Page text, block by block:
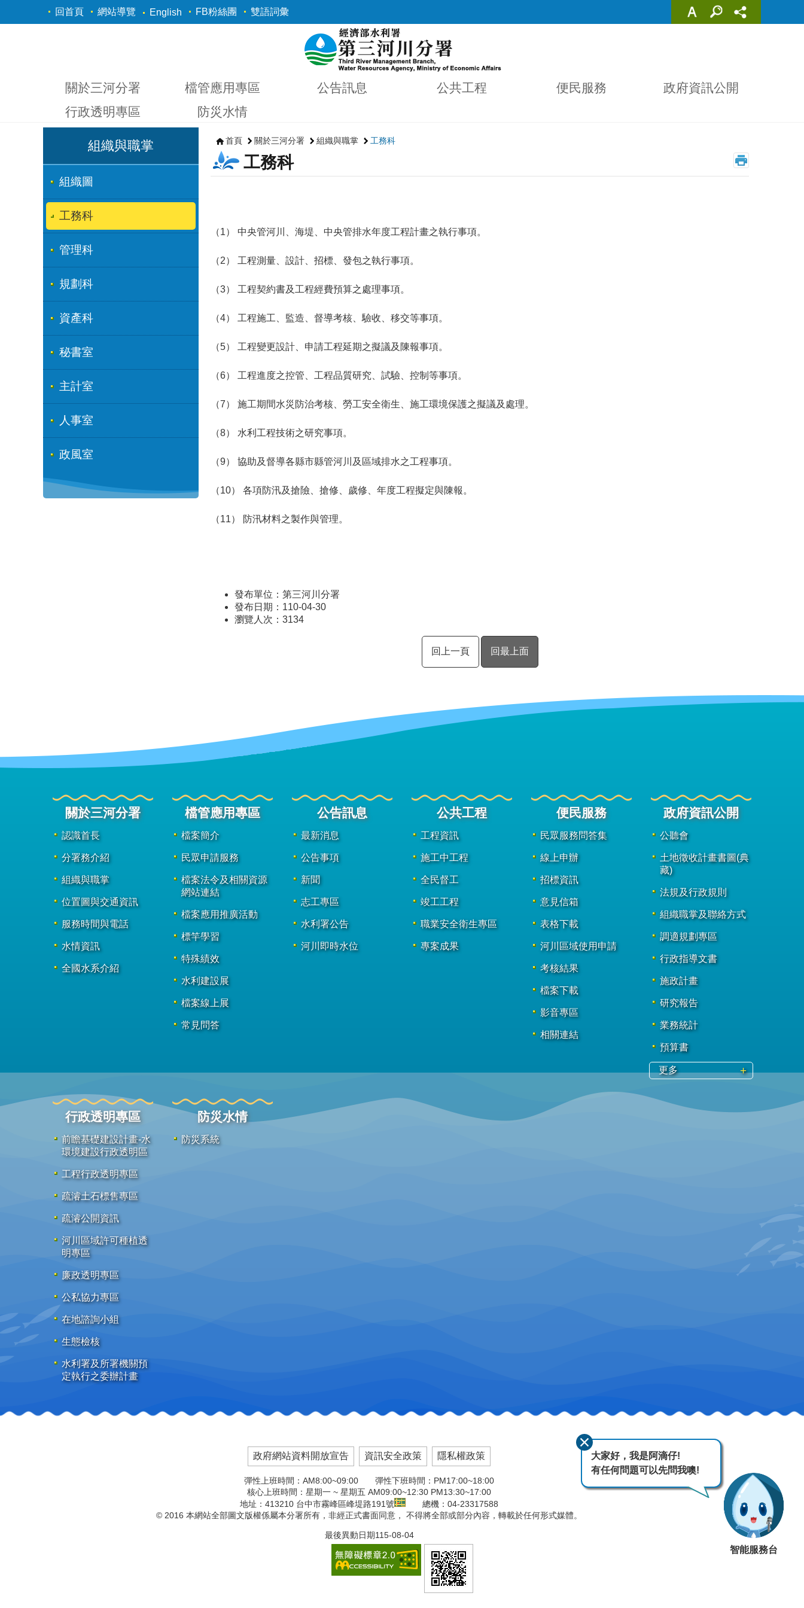
跳到主要內容區塊
回首頁 網站導覽 English FB粉絲團 雙語詞彙
關於三河分署 檔管應用專區 公告訊息 公共工程 便民服務
政府資訊公開
行政透明專區
防災水情
組織與職掌
組織圖
工務科
管理科
規劃科
資產科
秘書室
主計室
人事室
政風室
首頁 關於三河分署 組織與職掌 工務科
工務科
（1） 中央管河川、海堤、中央管排水年度工程計畫之執行事項。
（2） 工程測量、設計、招標、發包之執行事項。
（3） 工程契約書及工程經費預算之處理事項。
（4） 工程施工、監造、督導考核、驗收、移交等事項。
（5） 工程變更設計、申請工程延期之擬議及陳報事項。
（6） 工程進度之控管、工程品質研究、試驗、控制等事項。
（7） 施工期間水災防治考核、勞工安全衛生、施工環境保護之擬議及處理。
（8） 水利工程技術之研究事項。
（9） 協助及督導各縣市縣管河川及區域排水之工程事項。
（10） 各項防汛及搶險、搶修、歲修、年度工程擬定與陳報。
（11） 防汛材料之製作與管理。
發布單位：第三河川分署
發布日期：110-04-30
瀏覽人次： 3134
回上一頁 回最上面
關於三河分署
認識首長
分署務介紹
組織與職掌
位置圖與交通資訊
服務時間與電話
水情資訊
全國水系介紹
檔管應用專區
檔案簡介
民眾申請服務
檔案法令及相關資源
網站連結
檔案應用推廣活動
標竿學習
特殊績效
水利建設展
檔案線上展
常見問答
公告訊息
最新消息
公告事項
新聞
志工專區
水利署公告
河川即時水位
公共工程
工程資訊
施工中工程
全民督工
竣工工程
職業安全衛生專區
專案成果
便民服務
民眾服務問答集
線上申辦
招標資訊
意見信箱
表格下載
河川區域使用申請
考核結果
檔案下載
影音專區
相關連結
政府資訊公開
公聽會
土地徵收計畫書圖(典
藏)
法規及行政規則
組織職掌及聯絡方式
調適規劃專區
行政指導文書
施政計畫
研究報告
業務統計
預算書
更多
行政透明專區
前瞻基礎建設計畫-水
環境建設行政透明區
工程行政透明專區
疏濬土石標售專區
疏濬公開資訊
河川區域許可種植透
明專區
廉政透明專區
公私協力專區
在地諮詢小組
生態檢核
水利署及所署機關預
定執行之委辦計畫
防災水情
防災系統
政府網站資料開放宣告 資訊安全政策 隱私權政策
彈性上班時間：AM8:00~09:00 彈性下班時間：PM17:00~18:00
核心上班時間：星期一 ~ 星期五 AM09:00~12:30 PM13:30~17:00
地址：413210 台中市霧峰區峰堤路191號
總機：04-23317588
© 2016 本網站全部圖文版權係屬本分署所有，非經正式書面同意， 不得將全部或部分內容，轉載於任何形式媒體。
最後異動日期115-08-04
大家好，我是阿滴仔!
有任何問題可以先問我噢!
智能服務台